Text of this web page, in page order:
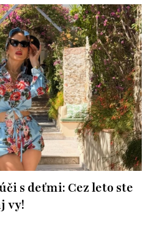
s deťmi: Cez leto ste
vy!